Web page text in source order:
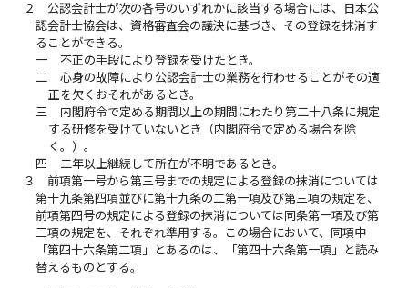
２
公認会計士が次の各号のいずれかに該当する場合には、日本公
認会計士協会は、資格審査会の議決に基づき、その登録を抹消す
ることができる。
一
不正の手段により登録を受けたとき。
二
心身の故障により公認会計士の業務を行わせることがその適
正を欠くおそれがあるとき。
三
内閣府令で定める期間以上の期間にわたり第二十八条に規定
する研修を受けていないとき（内閣府令で定める場合を除
く。）。
四
二年以上継続して所在が不明であるとき。
３
前項第一号から第三号までの規定による登録の抹消については
第十九条第四項並びに第十九条の二第一項及び第三項の規定を、
前項第四号の規定による登録の抹消については同条第一項及び第
三項の規定を、それぞれ準用する。この場合において、同項中
「第四十六条第二項」とあるのは、「第四十六条第一項」と読み
替えるものとする。